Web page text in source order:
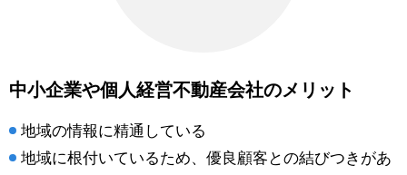
中小企業や個人経営不動産会社のメリット
地域の情報に精通している
地域に根付いているため、優良顧客との結びつきがあ